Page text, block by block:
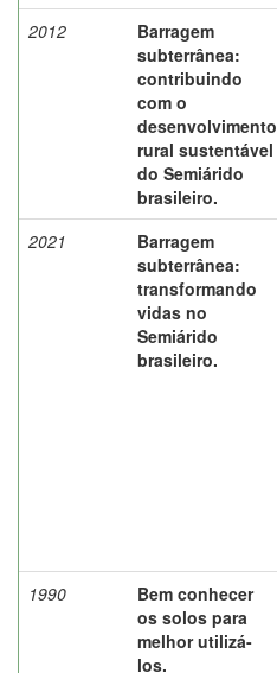
2012
Barragem
subterrânea:
contribuindo
com o
desenvolvimento
rural sustentável
do Semiárido
brasileiro.
2021
Barragem
subterrânea:
transformando
vidas no
Semiárido
brasileiro.
1990
Bem conhecer
os solos para
melhor utilizá-
los.